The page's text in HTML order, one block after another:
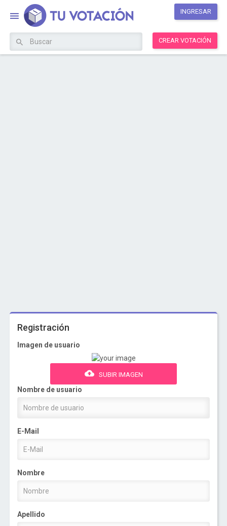
INGRESAR
CREAR VOTACIÓN
Registración
Imagen de usuario
SUBIR IMAGEN
Nombre de usuario
E-Mail
Nombre
Apellido